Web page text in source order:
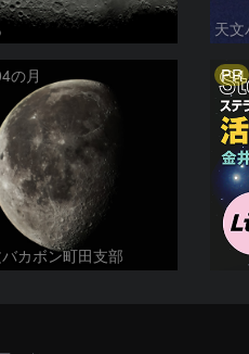
天
の月
カボン町田支部
PR